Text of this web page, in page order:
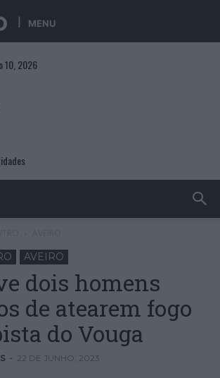
MENU
10, 2026
AVEIRO
dois homens
de atearem fogo
do Vouga
- 22 DE JUNHO, 2023